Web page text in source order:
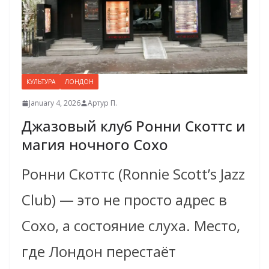
КУЛЬТУРА ЛОНДОН
January 4, 2026 Артур П.
Джазовый клуб Ронни Скоттс и
магия ночного Сохо
Ронни Скоттс (Ronnie Scott’s Jazz
Club) — это не просто адрес в
Сохо, а состояние слуха. Место,
где Лондон перестаёт